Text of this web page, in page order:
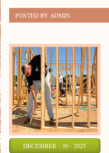
POSTED BY ADMIN
DECEMBER - 30 - 2025